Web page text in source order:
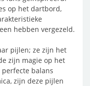
op het dartbord,
hebben vergezeld.
pijlen; ze zijn het
zijn magie op het
balans
zijn deze pijlen